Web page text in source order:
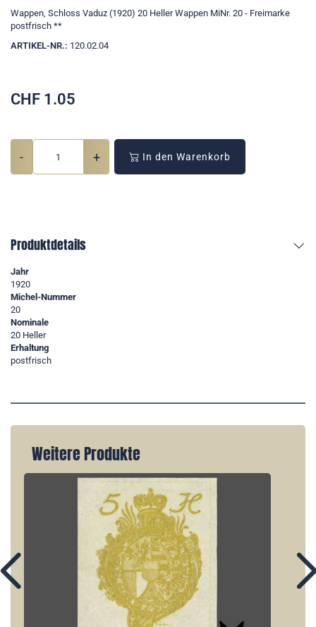
Wappen, Schloss Vaduz (1920) 20 Heller Wappen MiNr. 20 - Freimarke
postfrisch **
ARTIKEL-NR.: 120.02.04
CHF 1.05
- + In den Warenkorb
Produktdetails
Jahr
1920
Michel-Nummer
20
Nominale
20 Heller
Erhaltung
postfrisch
Weitere Produkte